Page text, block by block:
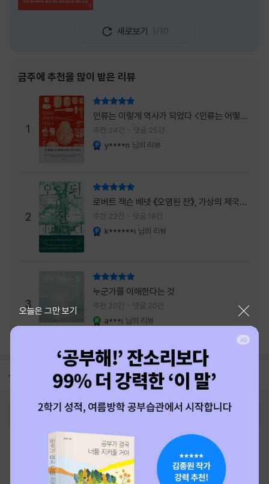
넘어가 있었다. 소설을 읽으면서 잘 만든 단편
애니메이션 여러 편을 차례로 보는 기분이 들었
선명하게 그려졌고, 한 편이 끝날 때마다 질문
이 뒤따라왔다. 감출 수 없는 세계는 더 다정할
까 「등껍질」의 세계에서 사람들은 저마다 다른
등껍질을 달고 살아간다. 몸의 일부이면서 한
사람을 표현하는 수단
새로보기 1/10
금주에 추천을 많이 받은 리뷰
1
인류는 이렇게 역사가 되었다 <인류는 어떻게
역사가 되었나>
추천 24건 댓글 25건
y****n 님의 리뷰
2
로버트 잭슨 베넷 《오염된 잔》, 가상의 제국이
주는 실감과 미스터리 사건의 치밀함이 이루어
내는 최상의 시너지...
추천 22건 댓글 18건
k******i 님의 리뷰
3
누군가를 이해한다는 것
추천 20건 댓글 20건
a***i 님의 리뷰
공지 8월 상품권+쿠폰+결제+추천 혜택모음
2026-08-01
오늘은 그만 보기
로그인 최근 본 상품 주문/배송
고객센터 1544-3800 티켓 1544-6399
중고샵 1566-4295
eBook 1:1문의/채팅상담
예스이십사(주) 사업자 정보